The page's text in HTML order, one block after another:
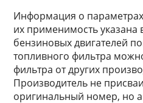
Информация о
их применимость указана
бензиновых двигателей
топливного фильтра
фильтра от других
Производитель не
оригинальный номер, но